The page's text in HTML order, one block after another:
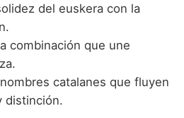
del euskera con la
combinación que une
catalanes que fluyen
distinción.